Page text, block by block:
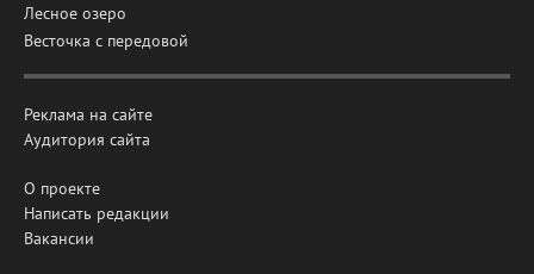
Лесное озеро
Весточка с передовой
Реклама на сайте
Аудитория сайта
О проекте
Написать редакции
Вакансии